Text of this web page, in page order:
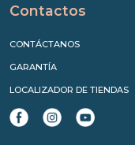
Contactos
CONTÁCTANOS
GARANTÍA
LOCALIZADOR DE TIENDAS